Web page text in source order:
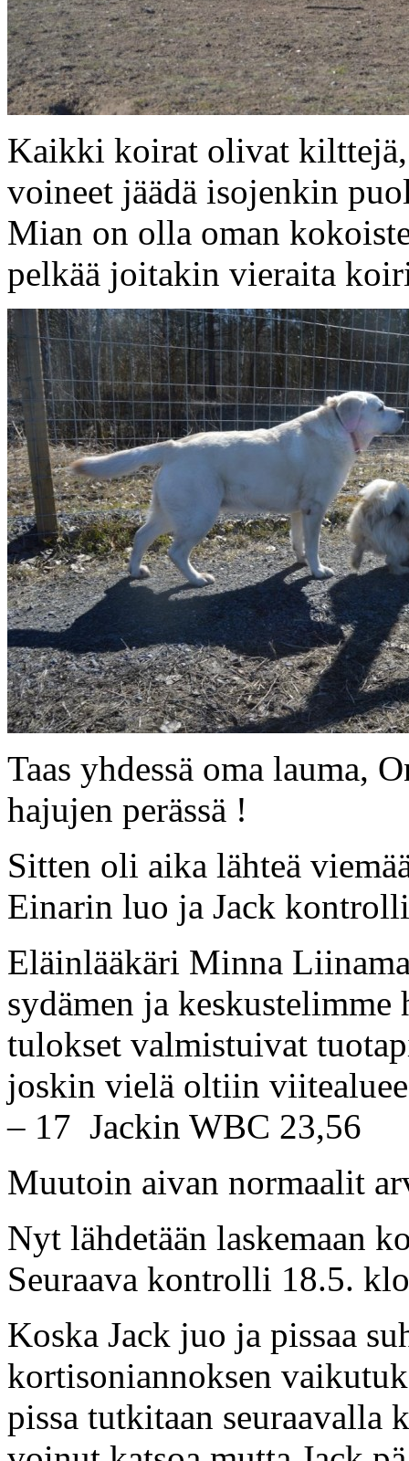
Kaikki koirat olivat kilttejä,
voineet jäädä isojenkin
Mian on olla oman
pelkää joitakin vieraita
Taas yhdessä oma lauma,
hajujen perässä !
Sitten oli aika lähteä
Einarin luo ja Jack
Eläinlääkäri Minna
sydämen ja
tulokset valmistuivat
joskin vielä oltiin
– 17 Jackin WBC 23,56
Muutoin aivan normaalit
Nyt lähdetään laskemaan
Seuraava kontrolli 18.5.
Koska Jack juo ja pissaa
kortisoniannoksen
pissa tutkitaan seuraavalla